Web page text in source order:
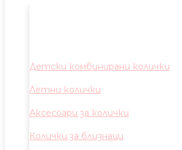
Детски комбинирани колички
Летни колички
Аксесоари за колички
Колички за близнаци